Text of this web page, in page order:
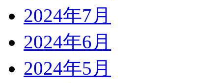
2024年7月
2024年6月
2024年5月